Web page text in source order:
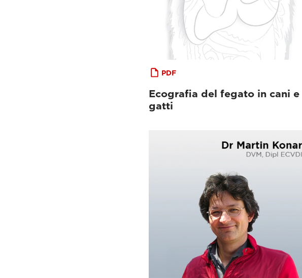
PDF
Ecografia del fegato in cani e
gatti